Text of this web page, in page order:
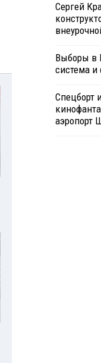
Сергей
Выборы в
система и
Спецборт
аэропорт